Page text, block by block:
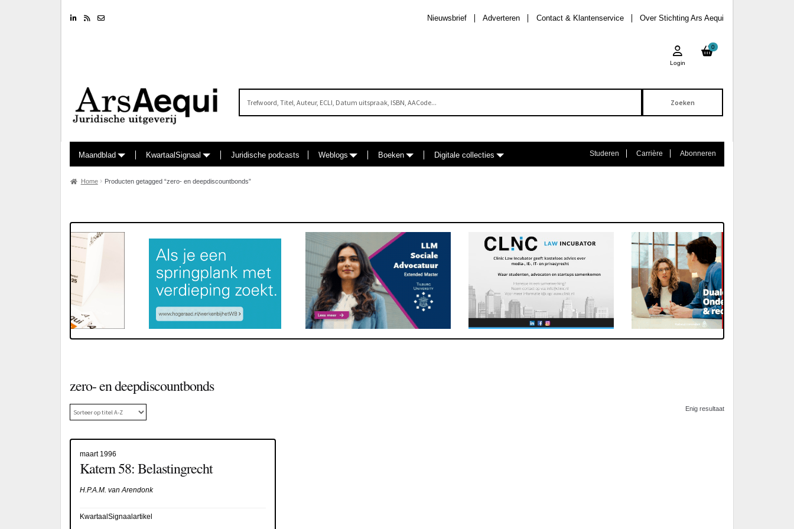
LinkedinRSS feed Over Stichting Ars Aequi
Contact & Klantenservice
Adverteren
Nieuwsbrief
0
Login
Maandblad KwartaalSignaal Juridische podcasts Weblogs Boeken Digitale collecties Studeren Carrière Abonneren
Home Producten getagged “zero- en deepdiscountbonds”
zero- en deepdiscountbonds
Enig resultaat
maart 1996
Katern 58: Belastingrecht
H.P.A.M. van Arendonk
KwartaalSignaalartikel